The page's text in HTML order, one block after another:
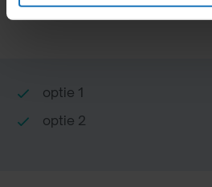
optie 1
optie 2